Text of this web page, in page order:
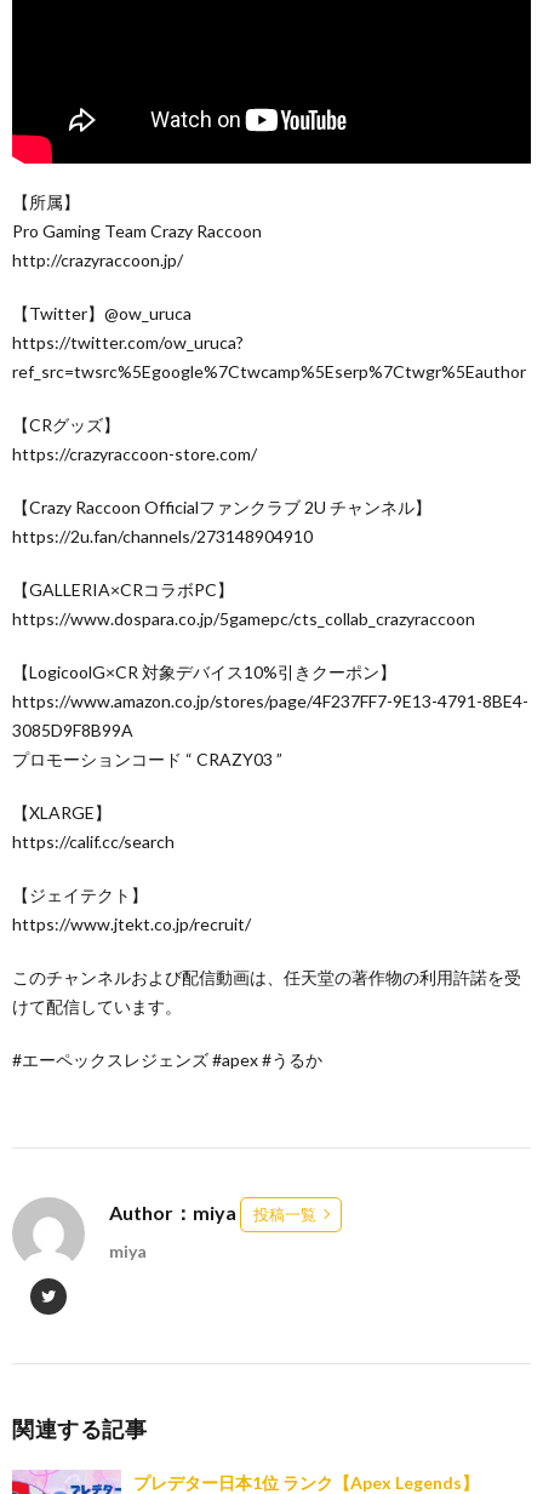
【所属】
Pro Gaming Team Crazy Raccoon
http://crazyraccoon.jp/​
【Twitter】@ow_uruca
https://twitter.com/ow_uruca?
ref_src=twsrc%5Egoogle%7Ctwcamp%5Eserp%7Ctwgr%5Eauthor
【CRグッズ】
https://crazyraccoon-store.com/
【Crazy Raccoon Officialファンクラブ 2U チャンネル】
https://2u.fan/channels/273148904910
【GALLERIA×CRコラボPC】
https://www.dospara.co.jp/5gamepc/cts_collab_crazyraccoon
【LogicoolG×CR 対象デバイス10%引きクーポン】
https://www.amazon.co.jp/stores/page/4F237FF7-9E13-4791-8BE4-
3085D9F8B99A
プロモーションコード “ CRAZY03 ”
【XLARGE】
https://calif.cc/search
【ジェイテクト】
https://www.jtekt.co.jp/recruit/
このチャンネルおよび配信動画は、任天堂の著作物の利用許諾を受
けて配信しています。
#エーペックスレジェンズ #apex #うるか
Author：miya 投稿一覧
miya
関連する記事
プレデター日本1位 ランク【Apex Legends】